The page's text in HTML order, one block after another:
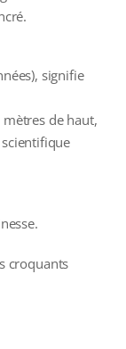
signifie
mètres de haut,
croquants